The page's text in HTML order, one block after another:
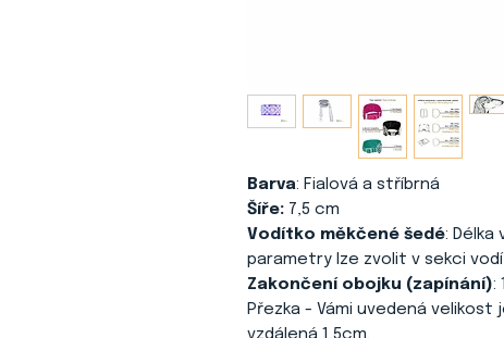
Barva: Fialová a stříbrná
Šíře: 7,5 cm
Vodítko měkčené šedé: Délka
parametry lze zvolit v sekci
Zakončení obojku (zapínání):
Přezka - Vámi uvedená